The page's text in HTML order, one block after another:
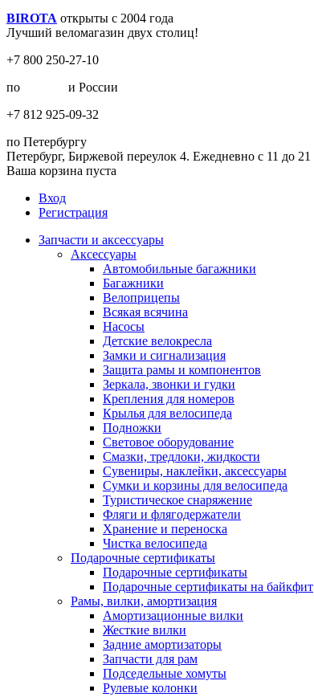
BIROTA открыты с 2004 года
Лучший веломагазин двух столиц!
+7 800 250-27-10
по
и России
+7 812 925-09-32
по Петербургу
Петербург, Биржевой переулок 4. Ежедневно с 11 до 21
Ваша корзина пуста
Вход
Регистрация
Запчасти и аксессуары
Аксессуары
Автомобильные багажники
Багажники
Велоприцепы
Всякая всячина
Насосы
Детские велокресла
Замки и сигнализация
Защита рамы и компонентов
Зеркала, звонки и гудки
Крепления для номеров
Крылья для велосипеда
Подножки
Световое оборудование
Смазки, тредлоки, жидкости
Сувениры, наклейки, аксессуары
Сумки и корзины для велосипеда
Туристическое снаряжение
Фляги и флягодержатели
Хранение и переноска
Чистка велосипеда
Подарочные сертификаты
Подарочные сертификаты
Подарочные сертификаты на байкфит
Рамы, вилки, амортизация
Амортизационные вилки
Жесткие вилки
Задние амортизаторы
Запчасти для рам
Подседельные хомуты
Рулевые колонки